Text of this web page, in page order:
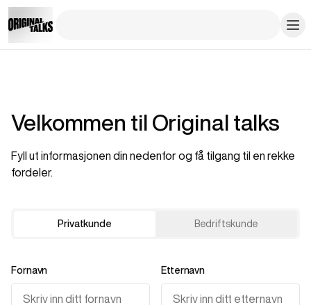
Velkommen til Original talks
Fyll ut informasjonen din nedenfor og få tilgang til en rekke
fordeler.
Privatkunde Bedriftskunde
Fornavn Etternavn